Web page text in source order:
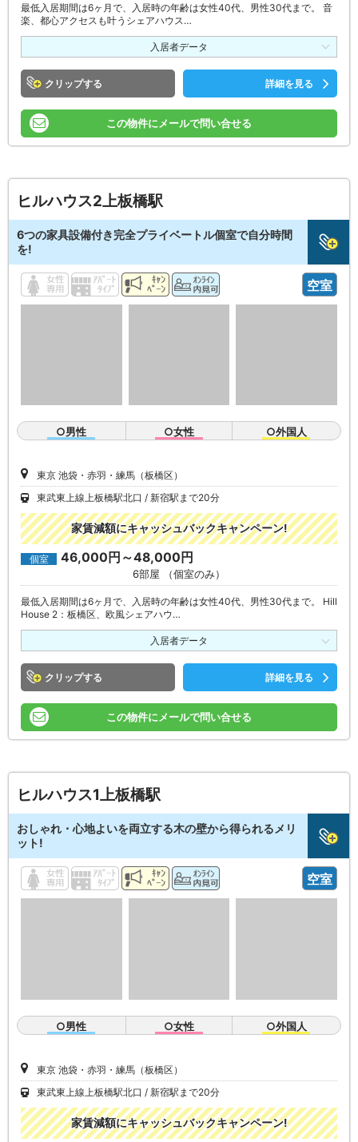
最低入居期間は6ヶ月で、入居時の年齢は女性40代、男性30代まで。 音
楽、都心アクセスも叶うシェアハウス…
入居者データ
クリップ 詳細を見る
この物件にメールで問い合せる
ヒルハウス2上板橋駅
6つの家具設備付き完全プライベートル個室で自分時間
を!
空室
○男性 ○女性 ○外国人
東京 池袋・赤羽・練馬（板橋区）
東武東上線上板橋駅北口
新宿駅まで20分
家賃減額にキャッシュバックキャンペーン!
個室 46,000円～48,000円
6部屋 （個室のみ）
最低入居期間は6ヶ月で、入居時の年齢は女性40代、男性30代まで。 Hill
House 2：板橋区、欧風シェアハウ…
入居者データ
クリップ 詳細を見る
この物件にメールで問い合せる
ヒルハウス1上板橋駅
おしゃれ・心地よいを両立する木の壁から得られるメリ
ット!
空室
○男性 ○女性 ○外国人
東京 池袋・赤羽・練馬（板橋区）
東武東上線上板橋駅北口
新宿駅まで20分
家賃減額にキャッシュバックキャンペーン!